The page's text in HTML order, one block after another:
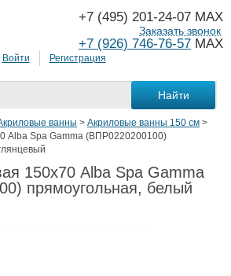
Войти Регистрация
+7 (495) 201-24-07 MAX
+7 (926) 746-76-57 MAX
Заказать звонок
ванны > Акриловые ванны 150 см >
Alba Spa Gamma (ВПР0220200100)
150х70 Alba Spa Gamma
прямоугольная, белый